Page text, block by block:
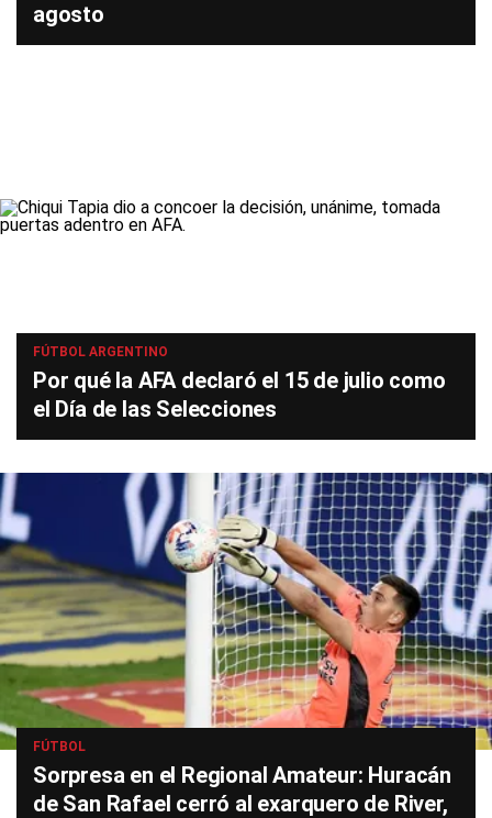
agosto
FÚTBOL ARGENTINO
Por qué la AFA declaró el 15 de julio como
el Día de las Selecciones
FÚTBOL
Sorpresa en el Regional Amateur: Huracán
de San Rafael cerró al exarquero de River,